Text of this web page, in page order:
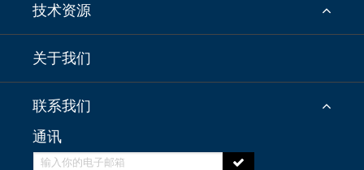
技术资源
关于我们
联系我们
通讯